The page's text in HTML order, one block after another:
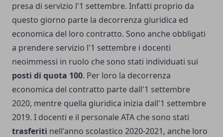
presa di servizio l'1 settembre. Infatti proprio da
questo giorno parte la decorrenza giuridica ed
economica del loro contratto. Sono anche obbligati
a prendere servizio l'1 settembre i docenti
neoimmessi in ruolo che sono stati individuati sui
posti di quota 100. Per loro la decorrenza
economica del contratto parte dall'1 settembre
2020, mentre quella giuridica inizia dall'1 settembre
2019. I docenti e il personale ATA che sono stati
trasferiti nell'anno scolastico 2020-2021, anche loro